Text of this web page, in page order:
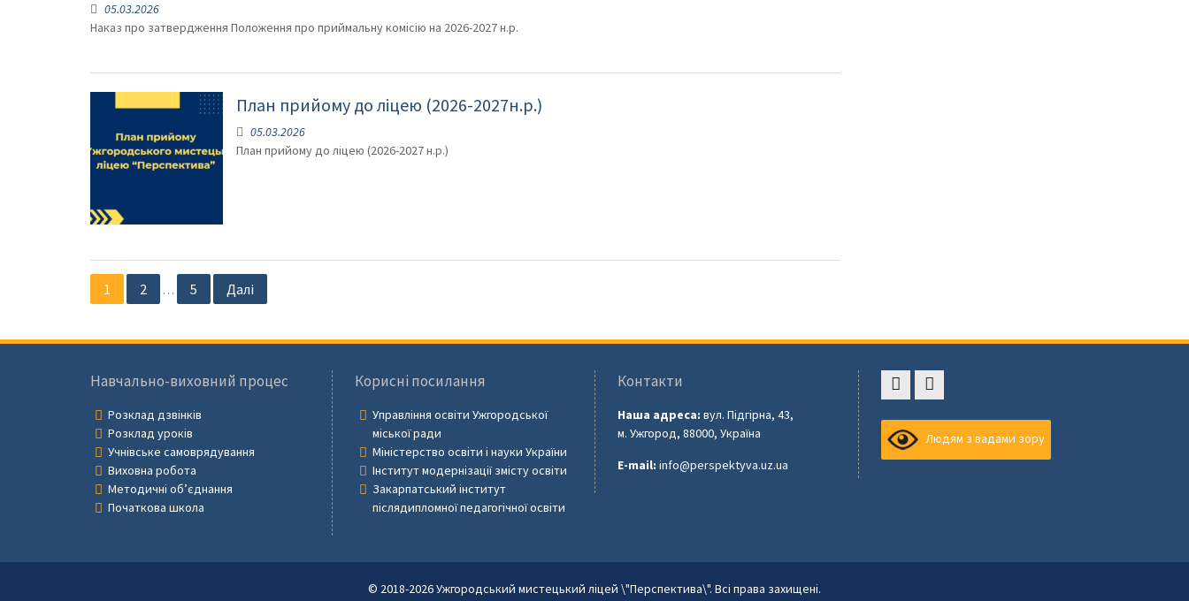
05.03.2026
Наказ про затвердження Положення про приймальну комісію на 2026-2027 н.р.
План прийому до ліцею (2026-2027н.р.)
05.03.2026
План прийому до ліцею (2026-2027 н.р.)
Навігація
1 2 … 5 Далі
Навчально-виховний процес
Розклад дзвінків
Розклад уроків
Учнівське самоврядування
Виховна робота
Методичні об’єднання
Початкова школа
Корисні посилання
Управління освіти Ужгородської
міської ради
Міністерство освіти і науки України
Інститут модернізації змісту освіти
Закарпатський інститут
післядипломної педагогічної освіти
Контакти
Наша адреса: вул. Підгірна, 43,
м. Ужгород, 88000, Україна
E-mail: info@perspektyva.uz.ua
Людям з вадами зору
© 2018-2026 Ужгородський мистецький ліцей \"Перспектива\". Всі права захищені.